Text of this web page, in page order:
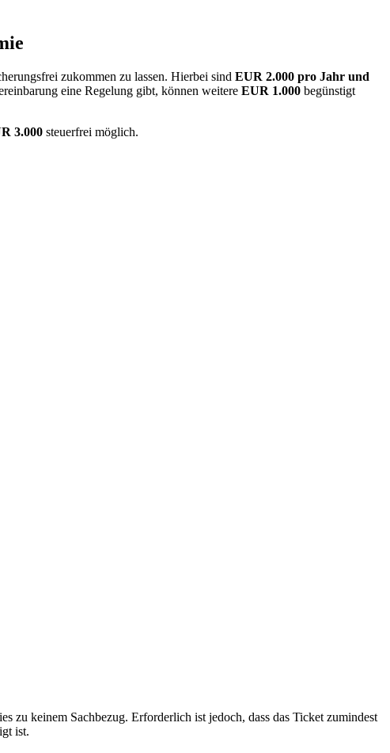
zukommen zu lassen. Hierbei sind EUR 2.000 pro Jahr und
eine Regelung gibt, können weitere EUR 1.000 begünstigt
3.000 steuerfrei möglich.
zu keinem Sachbezug. Erforderlich ist jedoch, dass das Ticket zumindest
ist.